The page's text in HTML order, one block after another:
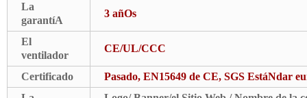
La
garantíA
3 añOs
El
ventilador
CE/UL/CCC
Certificado
Pasado, EN15649 de CE, SGS EstáNdar